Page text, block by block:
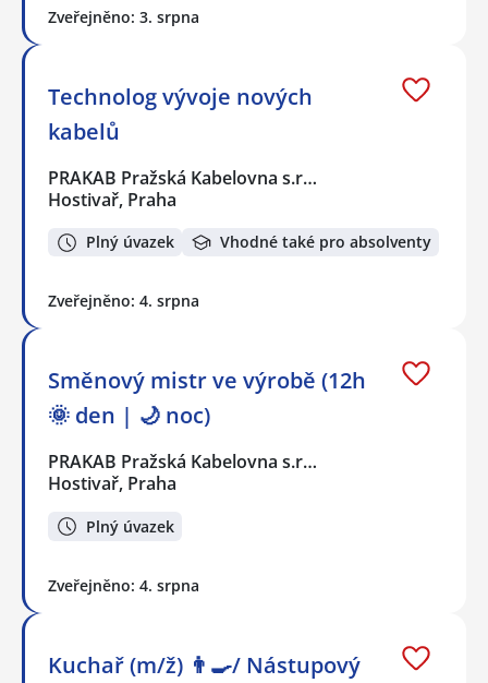
Zveřejněno: 3. srpna
Technolog vývoje nových
kabelů
PRAKAB Pražská Kabelovna s.r…
Hostivař, Praha
Plný úvazek Vhodné také pro absolventy
Zveřejněno: 4. srpna
Směnový mistr ve výrobě (12h
🌞 den | 🌙 noc)
PRAKAB Pražská Kabelovna s.r…
Hostivař, Praha
Plný úvazek
Zveřejněno: 4. srpna
Kuchař (m/ž) 👨‍🍳/ Nástupový